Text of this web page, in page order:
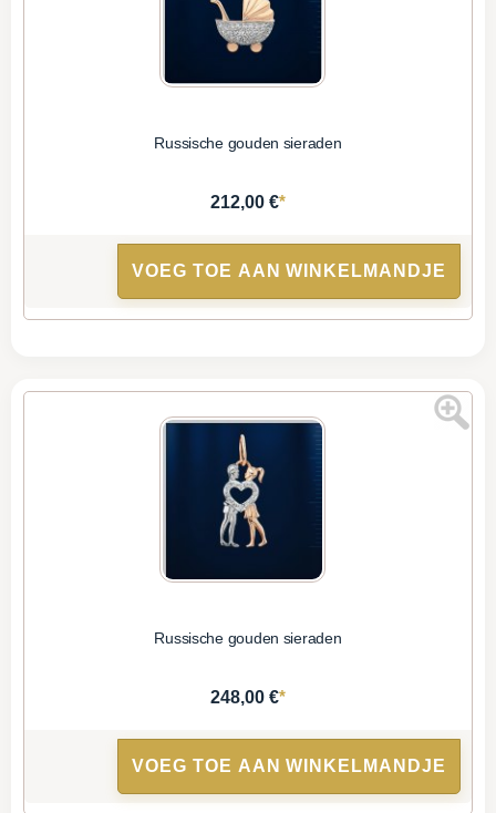
Russische gouden sieraden
212,00 €*
VOEG TOE AAN WINKELMANDJE
Russische gouden sieraden
248,00 €*
VOEG TOE AAN WINKELMANDJE